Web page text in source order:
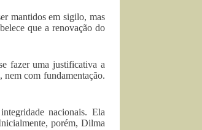
mantidos em sigilo, mas
que a renovação do
fazer uma justificativa a
nem com fundamentação.
nacionais. Ela
porém, Dilma